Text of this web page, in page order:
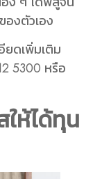
องตัวเอง
ยดเพิ่มเติม
5300 หรือ
ห้ได้ทุน